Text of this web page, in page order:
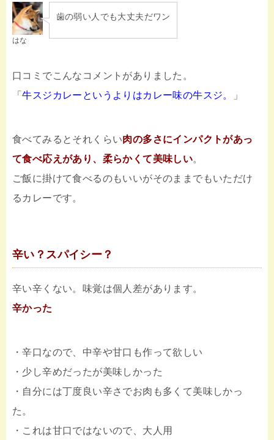
はな
歯の弱い人でも大丈夫だワン
口コミでこんなコメントがありました。
「牛スジカレーというよりはカレー味の牛スジ。 」
食べてみるとそれくらい肉の多さにインパクトがあっ
て食べ応えがあり、柔らかくて美味しい。
ご飯に掛けて食べるのもいいがそのままでもいただけ
るカレーです。
辛い？スパイシー？
辛い辛くない。味覚は個人差があります。
辛かった
・辛口なので、中辛や甘口も作って欲しい
・少し辛めだったが美味しかった
・自分には丁度良い辛さでお肉も多くて美味しかっ
た。
・これは甘口ではないので、大人用